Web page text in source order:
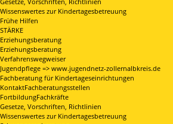
Wissenswertes zur Kindertagesbetreuung
Frühe Hilfen
STÄRKE
Erziehungsberatung
Erziehungsberatung
Verfahrenswegweiser
Jugendpflege => www.jugendnetz-zollernalbkreis.de
Fachberatung für Kindertageseinrichtungen
KontaktFachberatungsstellen
FortbildungFachkräfte
Gesetze, Vorschriften, Richtlinien
Wissenswertes zur Kindertagesbetreuung